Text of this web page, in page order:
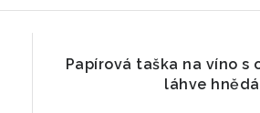
Papírová taška na víno s
láhve hnědá